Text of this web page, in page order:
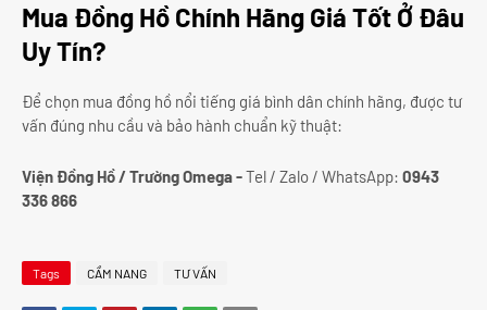
Mua Đồng Hồ Chính Hãng Giá Tốt Ở Đâu
Uy Tín?
Để chọn mua đồng hồ nổi tiếng giá bình dân chính hãng, được tư
vấn đúng nhu cầu và bảo hành chuẩn kỹ thuật:
Viện Đồng Hồ / Trường Omega -Tel / Zalo / WhatsApp: 0943
336 866
Tags CẨM NANG TƯ VẤN